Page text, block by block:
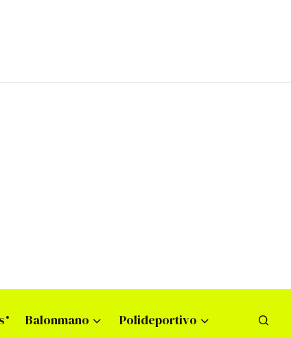
Balonmano Polideportivo